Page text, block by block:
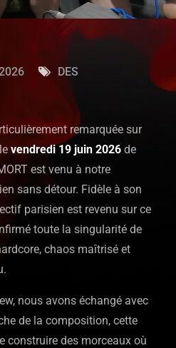
DES
remarquée sur
vendredi 19 juin 2026 de
est venu à notre
sans détour. Fidèle à son
parisien est revenu sur ce
toute la singularité de
chaos maîtrisé et
nous avons échangé avec
de la composition, cette
construire des morceaux où